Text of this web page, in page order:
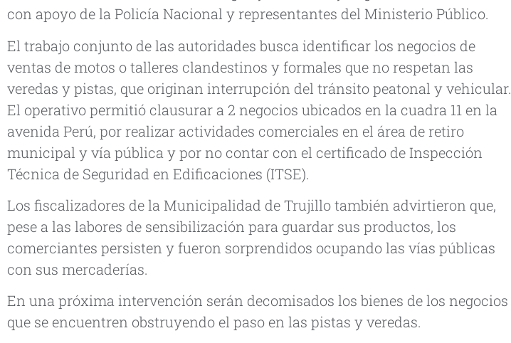
con apoyo de la Policía Nacional y representantes del Ministerio Público.
El trabajo conjunto de las autoridades busca identificar los negocios de
ventas de motos o talleres clandestinos y formales que no respetan las
veredas y pistas, que originan interrupción del tránsito peatonal y vehicular.
El operativo permitió clausurar a 2 negocios ubicados en la cuadra 11 en la
avenida Perú, por realizar actividades comerciales en el área de retiro
municipal y vía pública y por no contar con el certificado de Inspección
Técnica de Seguridad en Edificaciones (ITSE).
Los fiscalizadores de la Municipalidad de Trujillo también advirtieron que,
pese a las labores de sensibilización para guardar sus productos, los
comerciantes persisten y fueron sorprendidos ocupando las vías públicas
con sus mercaderías.
En una próxima intervención serán decomisados los bienes de los negocios
que se encuentren obstruyendo el paso en las pistas y veredas.